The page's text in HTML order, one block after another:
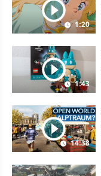
1:20
1:43
14:38